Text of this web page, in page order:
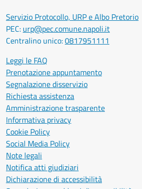
Servizio Protocollo, URP e Albo Pretorio
PEC: urp@pec.comune.napoli.it
Centralino unico:0817951111
Leggi le FAQ
Prenotazione appuntamento
Segnalazione disservizio
Richiesta assistenza
Amministrazione trasparente
Informativa privacy
Cookie Policy
Social Media Policy
Note legali
Notifica atti giudiziari
Dichiarazione di accessibilità